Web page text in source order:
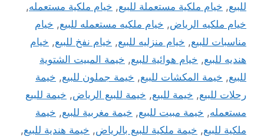
للبيع, خيام ملكية مستعملة للبيع, خيام ملكية مستعمله,
خيام ملكيه الرياض, خيام ملكيه مستعمله للبيع, خيام
مناسبات للبيع, خيام منزليه للبيع, خيام نفخ للبيع, خيام
هنديه للبيع, خيام هوائية للبيع, خيمة المبيت الشتوية
للبيع, خيمة المكشات للبيع, خيمة جملون للبيع, خيمة
رحلات للبيع, خيمة للبيع, خيمة للبيع الرياض, خيمة للبيع
مستعمله, خيمة مبيت للبيع, خيمة مغربية للبيع, خيمة
ملكية للبيع, خيمة ملكية للبيع بالرياض, خيمة هندية للبيع,